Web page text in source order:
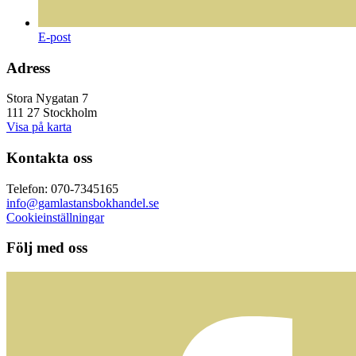
E-post
Adress
Stora Nygatan 7
111 27 Stockholm
Visa på karta
Kontakta oss
Telefon: 070-7345165
info@gamlastansbokhandel.se
Cookieinställningar
Följ med oss